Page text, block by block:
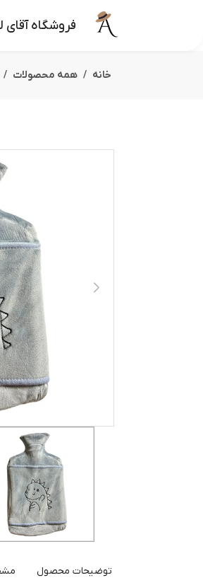
فروشگاه آقای
خانه همه محصولات
توضیحات محصول